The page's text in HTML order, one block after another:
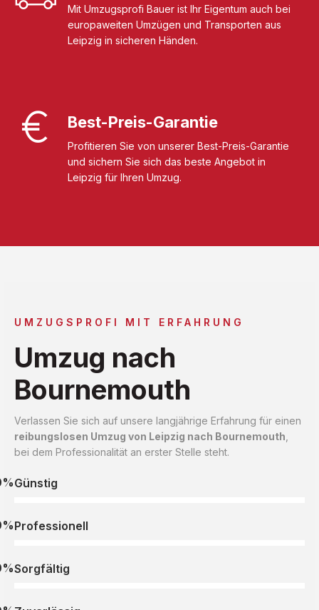
Mit Umzugsprofi Bauer ist Ihr Eigentum auch bei
europaweiten Umzügen und Transporten aus
Leipzig in sicheren Händen.
Best-Preis-Garantie
Profitieren Sie von unserer Best-Preis-Garantie
und sichern Sie sich das beste Angebot in
Leipzig für Ihren Umzug.
UMZUGSPROFI MIT ERFAHRUNG
Umzug nach
Bournemouth
Verlassen Sie sich auf unsere langjährige Erfahrung für einen
reibungslosen Umzug von Leipzig nach Bournemouth
bei dem Professionalität an erster Stelle steht.
Günstig
Professionell
Sorgfältig